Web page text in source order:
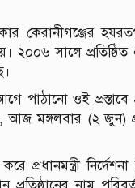
কেরানীগঞ্জের
২০০৬ সালে
পাঠানো ওই প্রস্তাবে
মঙ্গলবার (২ জুন)
প্রধানমন্ত্রী